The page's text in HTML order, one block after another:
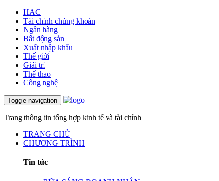
HAC
Tài chính chứng khoán
Ngân hàng
Bất động sản
Xuất nhập khẩu
Thế giới
Giải trí
Thể thao
Công nghệ
Toggle navigation
Trang thông tin tổng hợp kinh tế và tài chính
TRANG CHỦ
CHƯƠNG TRÌNH
Tin tức